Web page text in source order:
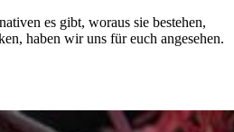
es gibt, woraus sie bestehen,
haben wir uns für euch angesehen.